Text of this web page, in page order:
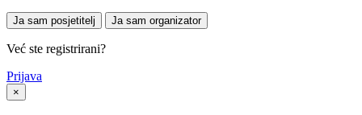
Ja sam posjetitelj Ja sam organizator
Već ste registrirani?
Prijava
×